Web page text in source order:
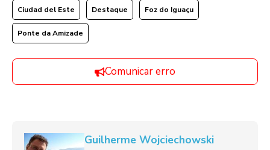
Ciudad del Este Destaque Foz do Iguaçu
Ponte da Amizade
Comunicar erro
Guilherme Wojciechowski